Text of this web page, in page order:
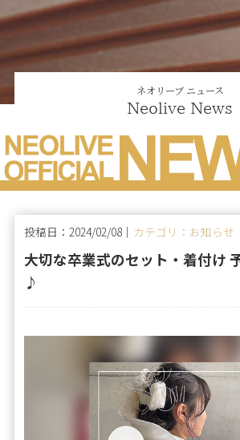
ネオリーブ ニュース
Neolive News
投稿日：2024/02/08｜ カテゴリ：お知らせ
大切な卒業式のセット・着付け
♪